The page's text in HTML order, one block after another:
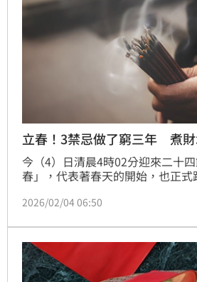
立春！3禁忌做了窮三年 煮
今（4）日清晨4時02分迎來二十
春」，代表著春天的開始，也正
恐窮三年。另外，民俗專家湯鎮瑋
2026/02/04 06:50